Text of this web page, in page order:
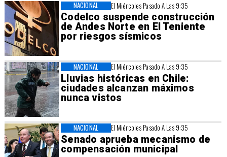
El Miércoles Pasado A Las 9:35
Codelco suspende construcción
de Andes Norte en El Teniente
por riesgos sísmicos
NACIONAL
El Miércoles Pasado A Las 9:35
Lluvias históricas en Chile:
ciudades alcanzan máximos
nunca vistos
NACIONAL
El Miércoles Pasado A Las 9:35
Senado aprueba mecanismo de
compensación municipal
NACIONAL